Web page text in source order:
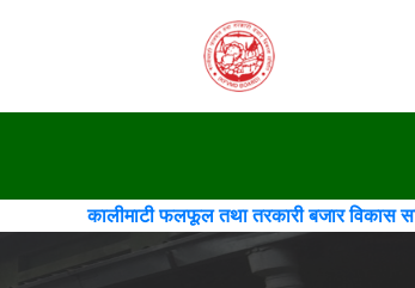
कालीमाटी फलफूल तथा तरकारी बजार विकास